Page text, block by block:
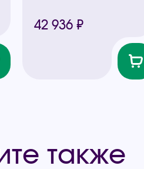
42 936 ₽
также